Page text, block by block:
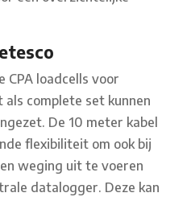
loadcells voor
complete set kunnen
De 10 meter kabel
flexibiliteit om ook bij
weging uit te voeren
datalogger. Deze kan